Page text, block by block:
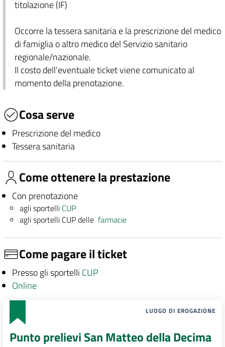
titolazione (IF)
Occorre la tessera sanitaria e la prescrizione del medico
di famiglia o altro medico del Servizio sanitario
regionale/nazionale.
Il costo dell'eventuale ticket viene comunicato al
momento della prenotazione.
Cosa serve
Prescrizione del medico
Tessera sanitaria
Come ottenere la prestazione
Con prenotazione
agli sportelli CUP
agli sportelli CUP dellefarmacie
Come pagare il ticket
Presso gli sportelli CUP
Online
LUOGO DI EROGAZIONE
Punto prelievi San Matteo della Decima